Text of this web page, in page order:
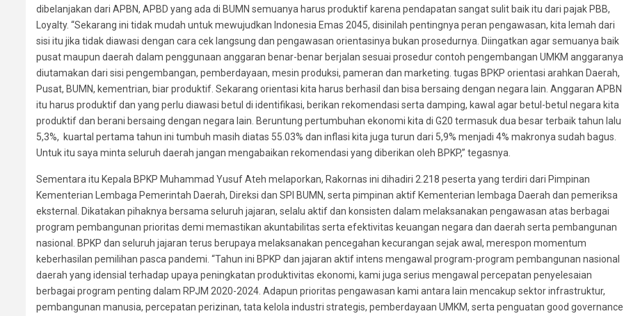
dibelanjakan dari APBN, APBD yang ada di BUMN semuanya harus produktif karena pendapatan sangat sulit baik itu dari pajak PBB,
Loyalty. “Sekarang ini tidak mudah untuk mewujudkan Indonesia Emas 2045, disinilah pentingnya peran pengawasan, kita lemah dari
sisi itu jika tidak diawasi dengan cara cek langsung dan pengawasan orientasinya bukan prosedurnya. Diingatkan agar semuanya baik
pusat maupun daerah dalam penggunaan anggaran benar-benar berjalan sesuai prosedur contoh pengembangan UMKM anggaranya
diutamakan dari sisi pengembangan, pemberdayaan, mesin produksi, pameran dan marketing. tugas BPKP orientasi arahkan Daerah,
Pusat, BUMN, kementrian, biar produktif. Sekarang orientasi kita harus berhasil dan bisa bersaing dengan negara lain. Anggaran APBN
itu harus produktif dan yang perlu diawasi betul di identifikasi, berikan rekomendasi serta damping, kawal agar betul-betul negara kita
produktif dan berani bersaing dengan negara lain. Beruntung pertumbuhan ekonomi kita di G20 termasuk dua besar terbaik tahun lalu
5,3%, kuartal pertama tahun ini tumbuh masih diatas 55.03% dan inflasi kita juga turun dari 5,9% menjadi 4% makronya sudah bagus.
Untuk itu saya minta seluruh daerah jangan mengabaikan rekomendasi yang diberikan oleh BPKP,” tegasnya.
Sementara itu Kepala BPKP Muhammad Yusuf Ateh melaporkan, Rakornas ini dihadiri 2.218 peserta yang terdiri dari Pimpinan
Kementerian Lembaga Pemerintah Daerah, Direksi dan SPI BUMN, serta pimpinan aktif Kementerian lembaga Daerah dan pemeriksa
eksternal. Dikatakan pihaknya bersama seluruh jajaran, selalu aktif dan konsisten dalam melaksanakan pengawasan atas berbagai
program pembangunan prioritas demi memastikan akuntabilitas serta efektivitas keuangan negara dan daerah serta pembangunan
nasional. BPKP dan seluruh jajaran terus berupaya melaksanakan pencegahan kecurangan sejak awal, merespon momentum
keberhasilan pemilihan pasca pandemi. “Tahun ini BPKP dan jajaran aktif intens mengawal program-program pembangunan nasional
daerah yang idensial terhadap upaya peningkatan produktivitas ekonomi, kami juga serius mengawal percepatan penyelesaian
berbagai program penting dalam RPJM 2020-2024. Adapun prioritas pengawasan kami antara lain mencakup sektor infrastruktur,
pembangunan manusia, percepatan perizinan, tata kelola industri strategis, pemberdayaan UMKM, serta penguatan good governance